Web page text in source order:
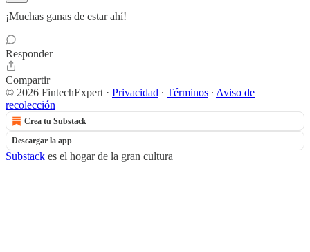
¡Muchas ganas de estar ahí!
Responder
Compartir
© 2026 FintechExpert · Privacidad ∙ Términos ∙ Aviso de
recolección
Crea tu Substack
Descargar la app
Substack es el hogar de la gran cultura